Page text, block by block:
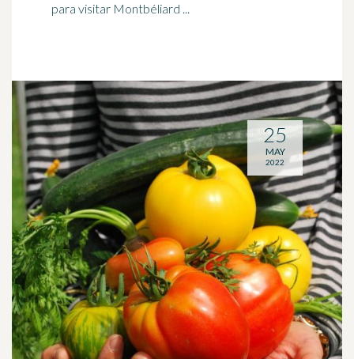
para visitar Montbéliard ...
25
MAY
2022